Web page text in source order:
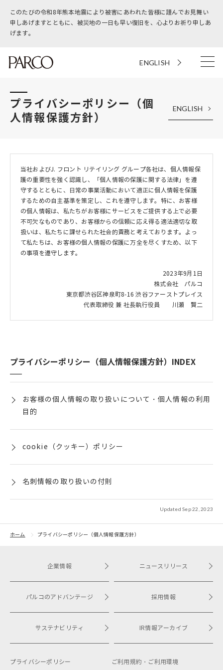
このたびの令和8年熊本地震により被害にあわれた皆様に謹んでお見舞い
申しあげますとともに、被災地の一日も早い復旧を、心よりお祈り申しあ
げます。
ENGLISH
プライバシーポリシー（個
人情報保護方針）
ENGLISH
当社およびJ. フロント リテイリング グループ各社は、個人情報保
護の重要性を強く認識し、「個人情報の保護に関する法律」を遵
守するとともに、日常の事業活動において適正に個人情報を保護
するための自主基準を策定し、これを遵守します。特に、お客様
の個人情報は、私たちがお客様にサービスをご提供する上で必要
不可欠なものであり、お客様からの信頼に応え得る適法適切な取
扱いは、私たちに課せられた社会的責務と考えております。よっ
て私たちは、お客様の個人情報の保護に万全を尽くすため、以下
の事項を遵守します。
2023年9月1日
株式会社 パルコ
東京都渋谷区神泉町8-16 渋谷ファーストプレイス
代表取締役 兼 社長執行役員 川瀬 賢二
プライバシーポリシー（個人情報保護方針）INDEX
お客様の個人情報の取り扱いについて・個人情報の利用
目的
cookie（クッキー）ポリシー
名刺情報の取り扱いの付則
Updated Sep 22, 2023
ホーム プライバシーポリシー（個人情報保護方針）
企業情報
パルコのアドバンテージ
サステナビリティ
ニュースリリース
採用情報
IR情報アーカイブ
プライバシーポリシー ご利用規約・ ご利用環境